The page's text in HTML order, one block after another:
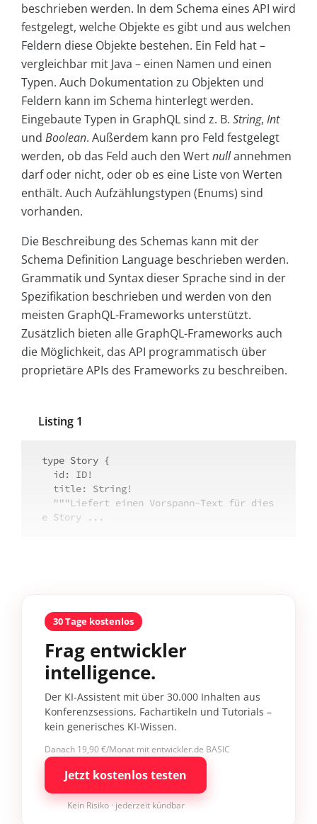
beschrieben werden. In dem Schema eines API wird
festgelegt, welche Objekte es gibt und aus welchen
Feldern diese Objekte bestehen. Ein Feld hat –
vergleichbar mit Java – einen Namen und einen
Typen. Auch Dokumentation zu Objekten und
Feldern kann im Schema hinterlegt werden.
Eingebaute Typen in GraphQL sind z. B. String, Int
und Boolean. Außerdem kann pro Feld festgelegt
werden, ob das Feld auch den Wertnullannehmen
darf oder nicht, oder ob es eine Liste von Werten
enthält. Auch Aufzählungstypen (Enums) sind
vorhanden.
Die Beschreibung des Schemas kann mit der
Schema Definition Language beschrieben werden.
Grammatik und Syntax dieser Sprache sind in der
Spezifikation beschrieben und werden von den
meisten GraphQL-Frameworks unterstützt.
Zusätzlich bieten alle GraphQL-Frameworks auch
die Möglichkeit, das API programmatisch über
proprietäre APIs des Frameworks zu beschreiben.
Listing 1
type Story {
"""Liefert einen Vorspann-Text für dies
e Story ...
30 Tage kostenlos
Frag entwickler
intelligence.
Der KI-Assistent mit über 30.000 Inhalten aus
Konferenzsessions, Fachartikeln und Tutorials –
kein generisches KI-Wissen.
Danach 19,90 €/Monat mit entwickler.de BASIC
Jetzt kostenlos testen
Kein Risiko · jederzeit kündbar